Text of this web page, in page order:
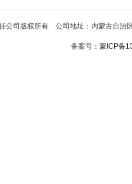
公司版权所有 公司地址：内蒙古自
备案号： 蒙ICP备